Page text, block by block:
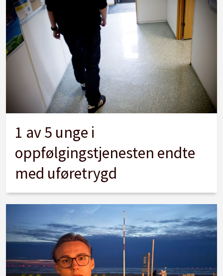
1 av 5 unge i
oppfølgingstjenesten endte
med uføretrygd